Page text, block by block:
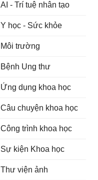
AI - Trí tuệ nhân tạo
Y học - Sức khỏe
Môi trường
Bệnh Ung thư
Ứng dụng khoa học
Câu chuyện khoa học
Công trình khoa học
Sự kiện Khoa học
Thư viện ảnh